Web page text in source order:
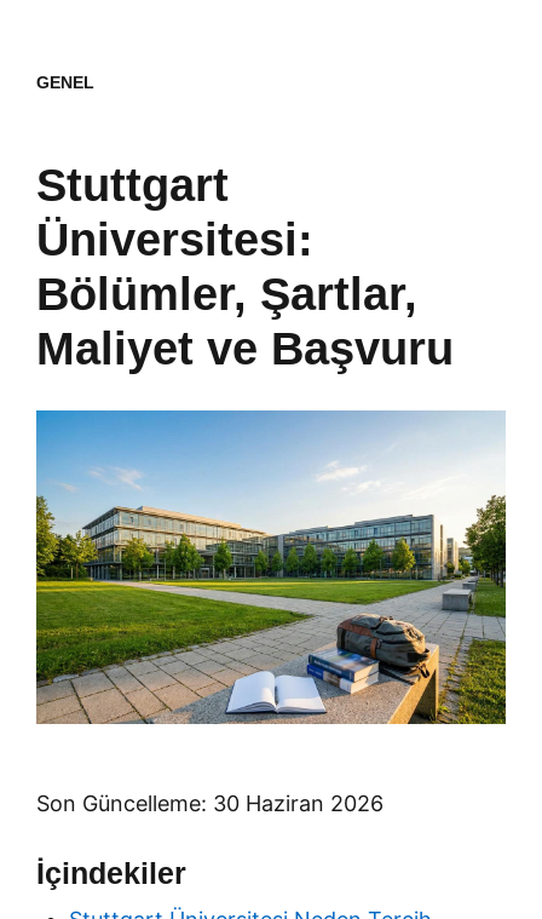
GENEL
Stuttgart
Üniversitesi:
Bölümler, Şartlar,
Maliyet ve Başvuru
Son Güncelleme: 30 Haziran 2026
İçindekiler